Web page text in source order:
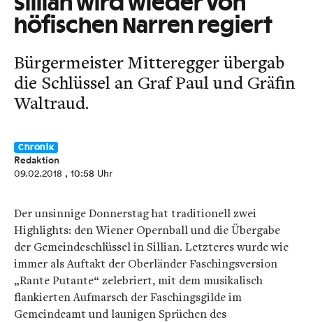
Sillian wird wieder von
höfischen Narren regiert
Bürgermeister Mitteregger übergab
die Schlüssel an Graf Paul und Gräfin
Waltraud.
Chronik
Redaktion
09.02.2018 , 10:58 Uhr
Der unsinnige Donnerstag hat traditionell zwei
Highlights: den Wiener Opernball und die Übergabe
der Gemeindeschlüssel in Sillian. Letzteres wurde wie
immer als Auftakt der Oberländer Faschingsversion
„Rante Putante“ zelebriert, mit dem musikalisch
flankierten Aufmarsch der Faschingsgilde im
Gemeindeamt und launigen Sprüchen des